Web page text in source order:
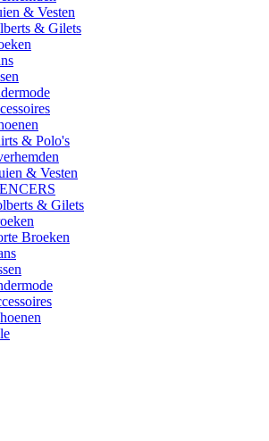
& Vesten
& Gilets
& Polo's
& Vesten
& Gilets
Broeken